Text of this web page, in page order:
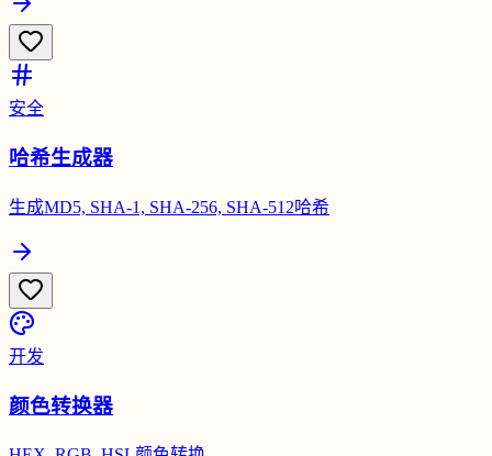
安全
哈希生成器
生成MD5, SHA-1, SHA-256, SHA-512哈希
开发
颜色转换器